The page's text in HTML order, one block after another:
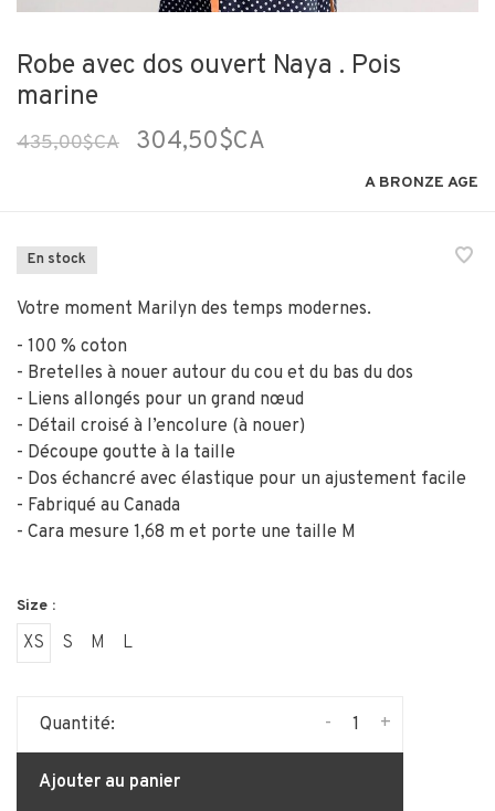
Robe avec dos ouvert Naya . Pois
marine
435,00$CA 304,50$CA
A BRONZE AGE
En stock
Votre moment Marilyn des temps modernes.
- 100 % coton
- Bretelles à nouer autour du cou et du bas du dos
- Liens allongés pour un grand nœud
- Détail croisé à l’encolure (à nouer)
- Découpe goutte à la taille
- Dos échancré avec élastique pour un ajustement facile
- Fabriqué au Canada
- Cara mesure 1,68 m et porte une taille M
Size :
XS S M L
Quantité: +
-
Ajouter au panier